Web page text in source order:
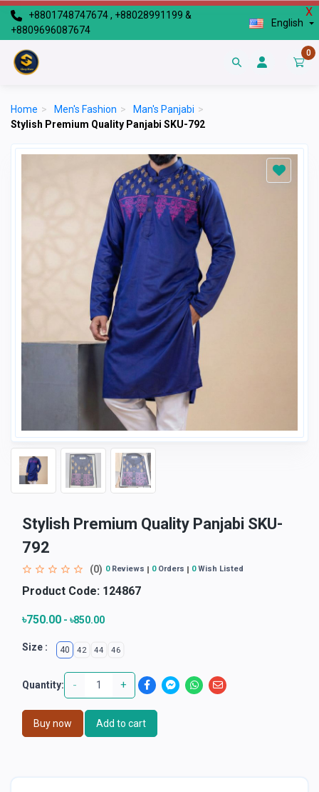
X
+8801748747674 , +88028991199 &
+8809696087674
English
0
Home > Men's Fashion > Man's Panjabi >
Stylish Premium Quality Panjabi SKU-792
Stylish Premium Quality Panjabi SKU-
792
(0) 0Reviews 0Orders 0Wish Listed
Product Code: 124867
৳750.00 - ৳850.00
Size : 40 42 44 46
Quantity: - +
Buy now Add to cart